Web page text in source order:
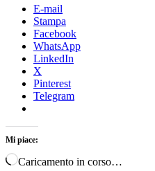
E-mail
Stampa
Facebook
WhatsApp
LinkedIn
X
Pinterest
Telegram
Mi piace:
Caricamento in corso…